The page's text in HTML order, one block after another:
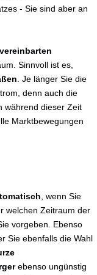
- Sie sind aber an
Sinnvoll ist es,
. Je länger Sie die
denn auch die
während dieser Zeit
Marktbewegungen
, wenn Sie
welchen Zeitraum der
vorgeben. Ebenso
Sie ebenfalls die Wahl
ebenso ungünstig